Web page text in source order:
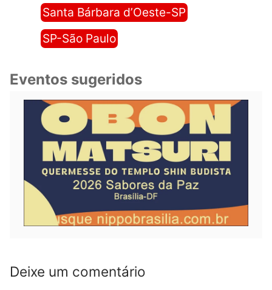
Santa Bárbara d’Oeste-SP
SP-São Paulo
Eventos sugeridos
Deixe um comentário